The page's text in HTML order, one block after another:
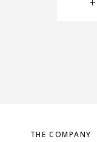
THE COMPANY